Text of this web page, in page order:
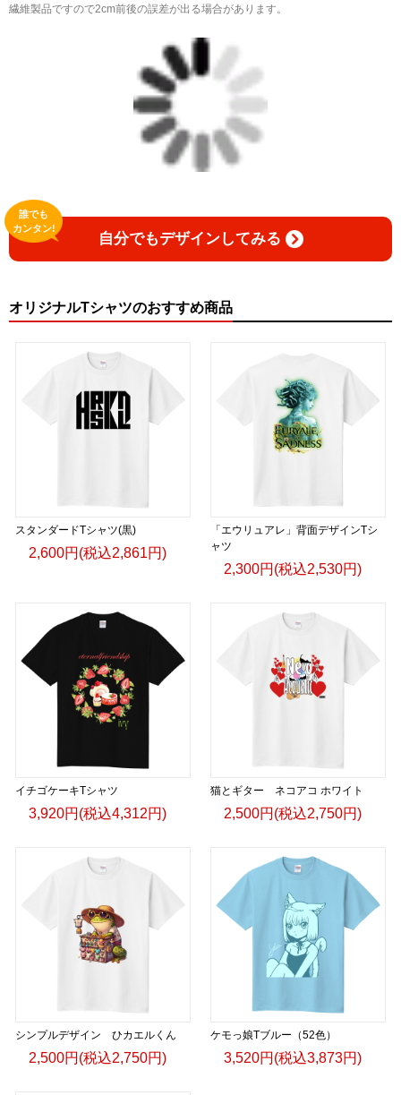
繊維製品ですので2cm前後の誤差が出る場合があります。
自分でもデザインしてみる
誰でも
カンタン!
オリジナルTシャツのおすすめ商品
スタンダードTシャツ(黒)
2,600円(税込2,861円)
「エウリュアレ」背面デザインTシ
ャツ
2,300円(税込2,530円)
イチゴケーキTシャツ
3,920円(税込4,312円)
猫とギター ネコアコ ホワイト
2,500円(税込2,750円)
シンプルデザイン ひカエルくん
2,500円(税込2,750円)
ケモっ娘Tブルー（52色）
3,520円(税込3,873円)